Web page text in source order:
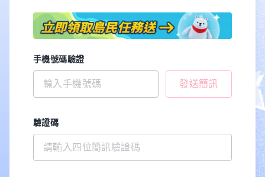
手機號碼驗證
發送簡訊
驗證碼